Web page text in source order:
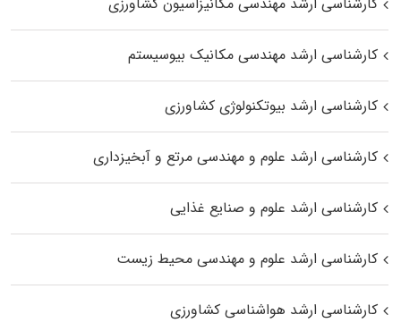
کارشناسی ارشد مهندسی مکانیک بیوسیستم
کارشناسی ارشد بیوتکنولوژی کشاورزی
کارشناسی ارشد علوم و مهندسی مرتع و آبخیزداری
کارشناسی ارشد علوم و صنایع غذایی
کارشناسی ارشد علوم و مهندسی محیط زیست
کارشناسی ارشد هواشناسی کشاورزی